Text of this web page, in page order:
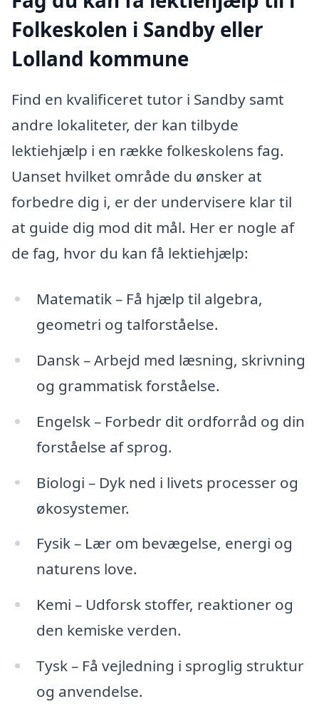
Folkeskolen i Sandby eller
Lolland kommune
Find en kvalificeret tutor i Sandby samt
andre lokaliteter, der kan tilbyde
lektiehjælp i en række folkeskolens fag.
Uanset hvilket område du ønsker at
forbedre dig i, er der undervisere klar til
at guide dig mod dit mål. Her er nogle af
de fag, hvor du kan få lektiehjælp:
Matematik – Få hjælp til algebra,
geometri og talforståelse.
Dansk – Arbejd med læsning, skrivning
og grammatisk forståelse.
Engelsk – Forbedr dit ordforråd og din
forståelse af sprog.
Biologi – Dyk ned i livets processer og
økosystemer.
Fysik – Lær om bevægelse, energi og
naturens love.
Kemi – Udforsk stoffer, reaktioner og
den kemiske verden.
Tysk – Få vejledning i sproglig struktur
og anvendelse.